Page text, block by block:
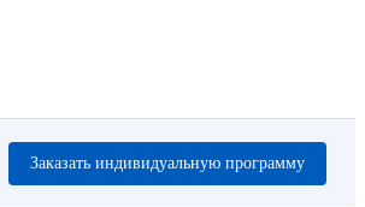
Заказать индивидуальную программу